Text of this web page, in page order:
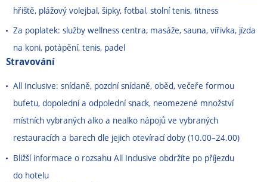
hřiště, plážový volejbal, šipky, fotbal, stolní tenis, ﬁtness
Za poplatek: služby wellness centra, masáže, sauna, vířivka, jízda
na koni, potápění, tenis, padel
Stravování
All Inclusive: snídaně, pozdní snídaně, oběd, večeře formou
bufetu, dopolední a odpolední snack, neomezené množství
místních vybraných alko a nealko nápojů ve vybraných
restauracích a barech dle jejich otevírací doby (10.00–24.00)
Bližší informace o rozsahu All Inclusive obdržíte po příjezdu
do hotelu